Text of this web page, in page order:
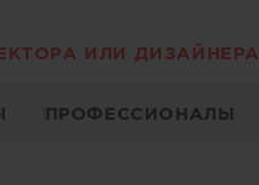
ИЛИ ДИЗАЙНЕРА
ПРОФЕССИОНАЛЫ